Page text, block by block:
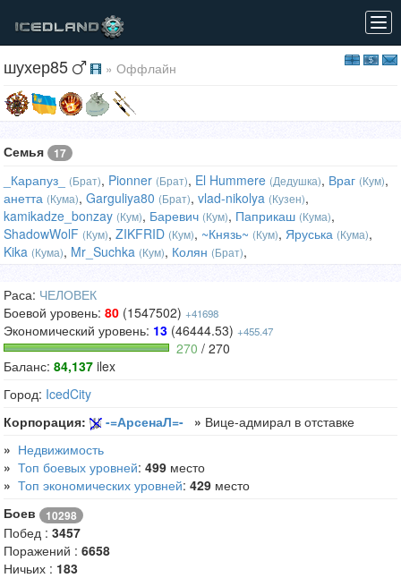
шухер85 » Оффлайн
Семья 17
_Карапуз_ (Брат), Pionner (Брат), El Hummere (Дедушка), Враг (Кум),
анетта (Кума), Garguliya80 (Брат), vlad-nikolya (Кузен),
kamikadze_bonzay (Кум), Баревич (Кум), Паприкаш (Кума),
ShadowWolF (Кум), ZIKFRID (Кум), ~Князь~ (Кум), Яруська (Кума),
Kika (Кума), Mr_Suchka (Кум), Колян (Брат),
Раса: ЧЕЛОВЕК
Боевой уровень: 80 (1547502) +41698
Экономический уровень: 13 (46444.53) +455.47
270 / 270
Баланс: 84,137 ilex
Город: IcedCity
Корпорация:
-=АрсенаЛ=- » Вице-адмирал в отставке
» Недвижимость
» Топ боевых уровней: 499 место
» Топ экономических уровней: 429 место
Боев
10298
Побед : 3457
Поражений : 6658
Ничьих : 183